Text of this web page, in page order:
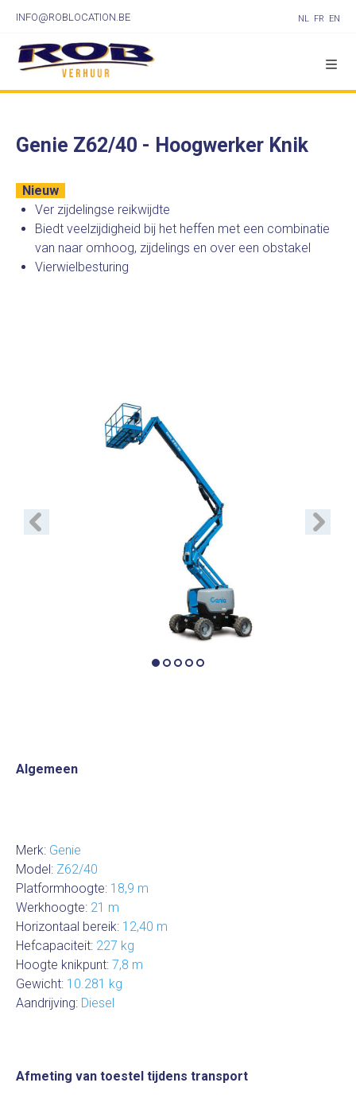
INFO@ROBLOCATION.BE NL FR EN
Genie Z62/40 - Hoogwerker Knik
Nieuw
Ver zijdelingse reikwijdte
Biedt veelzijdigheid bij het heffen met een combinatie
van naar omhoog, zijdelings en over een obstakel
Vierwielbesturing
Vorige
Algemeen
Merk: Genie
Model: Z62/40
Platformhoogte: 18,9 m
Werkhoogte: 21 m
Horizontaal bereik: 12,40 m
Hefcapaciteit: 227 kg
Hoogte knikpunt: 7,8 m
Gewicht: 10.281 kg
Aandrijving: Diesel
Afmeting van toestel tijdens transport